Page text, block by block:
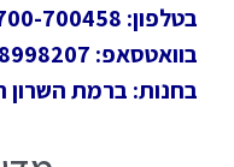
בטלפון: 1700-700458
בוואטסאפ: 055-8998207
בחנות: ברמת השרון